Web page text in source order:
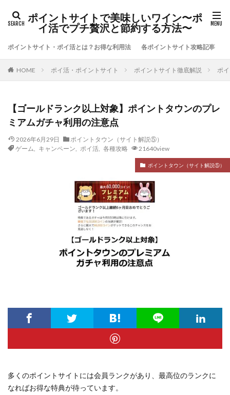
ポイントサイトで美味しいワイン〜ポ
イ活でプチ贅沢と節約する方法〜
ポイントサイト・ポイ活とは？お得な利用法 各ポイントサイト攻略記事
HOME ポイ活・ポイントサイト ポイントサイト徹底解説 ポ
【ゴールドランク以上対象】ポイントタウンのプレ
ミアムガチャ利用の注意点
2026年6月29日
ポイントタウン（サイト解説⑤）
ゲーム
キャンペーン ポイ活, 各種攻略 21640view
ポイントタウン（サイト解説⑤）
多くのポイントサイトには会員ランクがあり、最高位のランクに
なればお得な特典が待っています。